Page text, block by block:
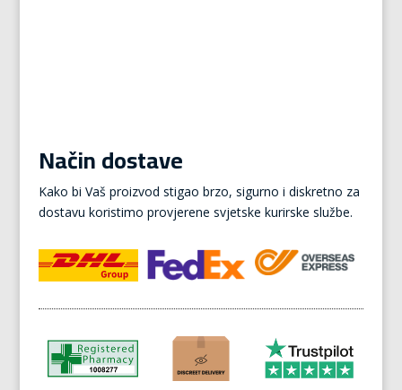
Način dostave
Kako bi Vaš proizvod stigao brzo, sigurno i diskretno za
dostavu koristimo provjerene svjetske kurirske službe.